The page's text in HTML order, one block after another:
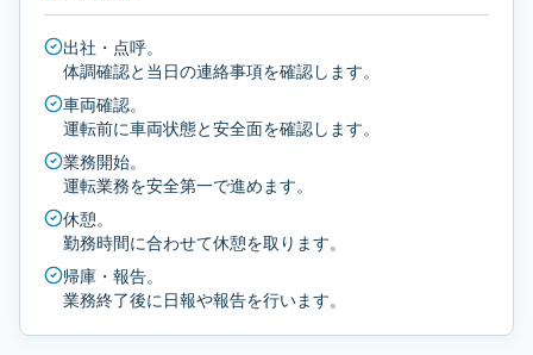
出社・点呼。
体調確認と当日の連絡事項を確認します。
車両確認。
運転前に車両状態と安全面を確認します。
業務開始。
運転業務を安全第一で進めます。
休憩。
勤務時間に合わせて休憩を取ります。
帰庫・報告。
業務終了後に日報や報告を行います。